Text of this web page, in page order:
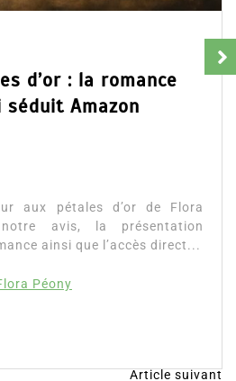
d’or : la romance
Amazon
aux pétales d’or de Flora
notre avis, la présentation
ainsi que l’accès direct...
Péony
Article suivant